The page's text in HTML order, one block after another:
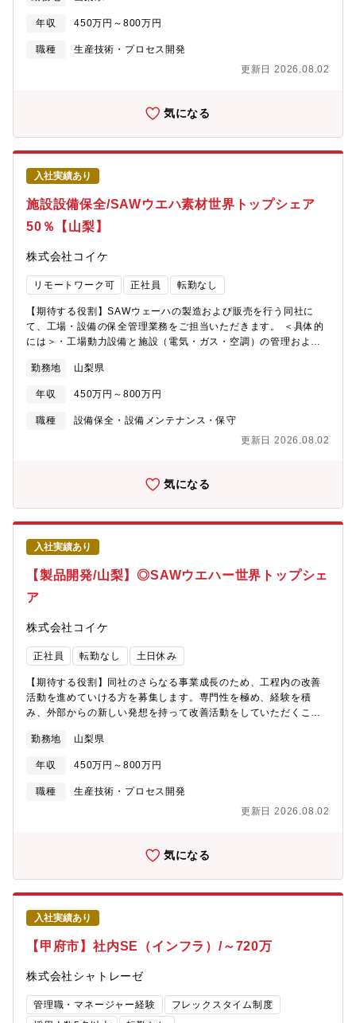
長1名、グループ長1名、メンバー６名 【企業の業務概要/魅力】■
世界的なSAWウェーハメーカー 2003年に設立。2020年12月にコ
イケグループとなりました。（オリックス社投資先） スマートフ
電子デバイスの基盤である「SAWウエーハ」が主力事業です。本
大手電子デバイスメーカーを主要顧客とした事業基盤を有する世
界的なSAWウエーハメーカーです。同社は、半導体メーカーを中
心に大手企業からウエハー接合や研磨開発を受託し、卓越した接
合・研磨技術力を背景に売上は伸長しています。 2020年に山梨県
「山梨えるみん認定企業」に認定、2022年には経済産業省認定
「グローバルニッチトップ企業100選」に選定されております。ニ
ッチな領域で世界トップシェアを誇る山梨県を代表する企業で
す。 ■市場から求められる高精度・高品質化に順次に対応 単結晶
の育成から最終製品まで社内で一貫生産し、情報技術の進化に伴
に根差した歴史ある水晶加工の技術を礎とし、常に品質を第一に
考え、生産技術・品質管理の向上と安定供給に努めております。
【募集背景】新規事業拡大に向けた増員募集です。
年収 450万円～800万円
職種
生産技術・プロセス開発
更新日 2026.08.02
気になる
入社実績あり
施設設備保全/SAWウエハ素材世界トップシェア
50％【山梨】
株式会社コイケ
リモートワーク可 正社員 転勤なし
【期待する役割】SAWウェーハの製造および販売を行う同社に
て、工場・設備の保全管理業務をご担当いただきます。 ＜具体的
には＞・工場動力設備と施設（電気・ガス・空調）の管理および
全体の省エネ提案、活動推進 【企業の業務概要/魅力】■世界的な
SAWウェーハメーカー 2003年に設立。2020年12月にコイケグル
ープとなりました。（オリックス社投資先） スマートフォンやタ
ブレット端末に代表される多機能端末に搭載されている電子デバ
て原料から製品までを一貫して生産しており、国内外の大手電子
SAWウエーハメーカーです。同社は、半導体メーカーを中心に大
手企業からウエハー接合や研磨開発を受託し、卓越した接合・研
磨技術力を背景に売上は伸長しています。 2020年に山梨県「山梨
えるみん認定企業」に認定、2022年には経済産業省認定「グロー
バルニッチトップ企業100選」に選定されております。ニッチな領
域で世界トップシェアを誇る山梨県を代表する企業です。 ■市場
から求められる高精度・高品質化に順次に対応 単結晶の育成から
最終製品まで社内で一貫生産し、情報技術の進化に伴い市場から
求められる高精度・高品質化に応えるため、地元山梨に根差した
技術・品質管理の向上と安定供給に努めております。 【募集背
景】新規事業拡大に向けた増員募集です。
勤務地 山梨県
年収 450万円～800万円
職種
設備保全・設備メンテナンス・保守
更新日 2026.08.02
気になる
入社実績あり
【製品開発/山梨】◎SAWウエハー世界トップシェ
ア
株式会社コイケ
正社員 転勤なし 土日休み
【期待する役割】同社のさらなる事業成長のため、工程内の改善
活動を進めていける方を募集します。専門性を極め、経験を積
み、外部からの新しい発想を持って改善活動をしていただくこと
規の素材開発やプロセス改善に力を入れていくための増員による
募集です。【職務内容】機械や物理的な思考を持って平面加工プ
ロセスの実験遂行を行い、実験結果を基に表面加工プロセスの再
構築をお任せいたします。【製品例】・対象品：SAWウェハー ４
材：遊離砥粒(アルカリ,酸性)、固定砥粒、研磨パッド・ハード：
世界的なSAWウェーハメーカー2020年に山梨県「山梨えるみん認
定企業」に認定、2022年には経済産業省認定「グローバルニッチ
トップ企業100選」に選定されております。ニッチな領域で世界ト
ップシェアを誇る山梨県を代表する企業です。■市場から求められ
る高精度・高品質化に順次に対応単結晶の育成から最終製品まで
社内で一貫生産し、情報技術の進化に伴い市場から求められる高
精度・高品質化に応えるため、地元山梨に根差した歴史ある水晶
加工の技術を礎とし、常に品質を第一に考え、生産技術・品質管
理の向上と安定供給に努めております。
勤務地 山梨県
年収 450万円～800万円
職種
生産技術・プロセス開発
更新日 2026.08.02
気になる
入社実績あり
【甲府市】社内SE（インフラ）/～720万
株式会社シャトレーゼ
管理職・マネージャー経験
フレックスタイム制度